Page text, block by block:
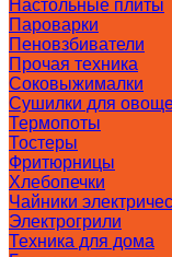
Настольные плиты
Пароварки
Пеновзбиватели
Прочая техника
Соковыжималки
Сушилки для
Термопоты
Тостеры
Фритюрницы
Хлебопечки
Чайники
Электрогрили
Техника для дома